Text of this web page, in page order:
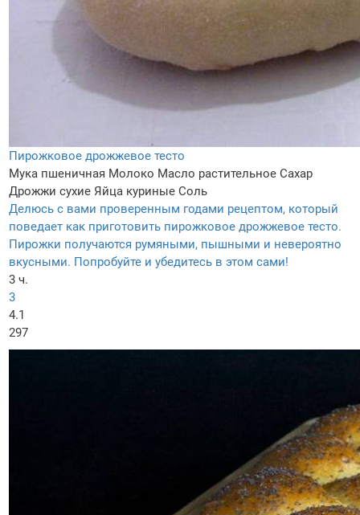
Пирожковое дрожжевое тесто
Мука пшеничная Молоко Масло растительное Сахар
Дрожжи сухие Яйца куриные Соль
Делюсь с вами проверенным годами рецептом, который
поведает как приготовить пирожковое дрожжевое тесто.
Пирожки получаются румяными, пышными и невероятно
вкусными. Попробуйте и убедитесь в этом сами!
3 ч.
3
4.1
297